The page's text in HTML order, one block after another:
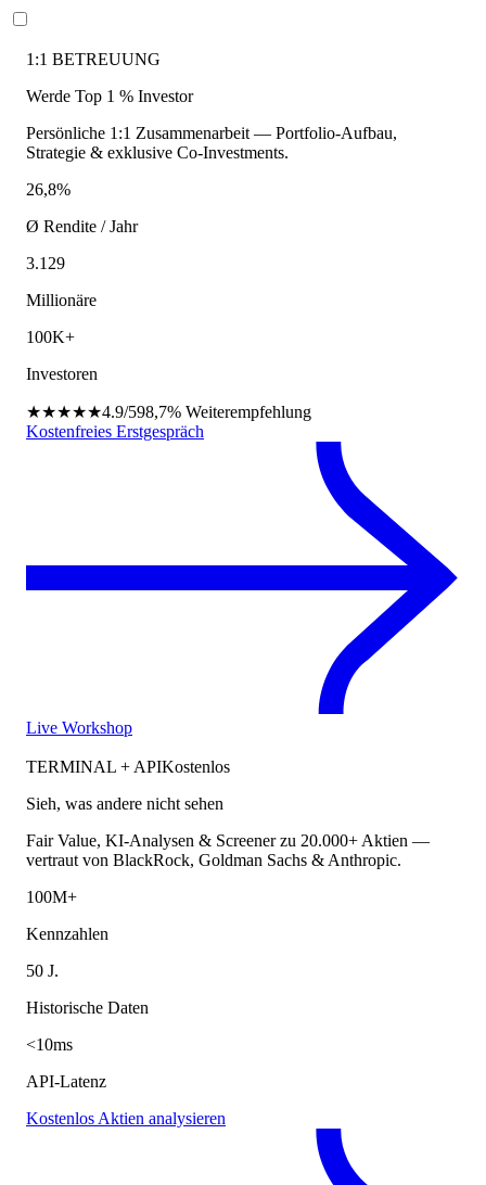
1:1 BETREUUNG
Werde Top 1 % Investor
Persönliche 1:1 Zusammenarbeit — Portfolio-Aufbau,
Strategie & exklusive Co-Investments.
26,8%
Ø Rendite / Jahr
3.129
Millionäre
100K+
Investoren
★★★★★4.9/598,7% Weiterempfehlung
Kostenfreies Erstgespräch
Live Workshop
TERMINAL + APIKostenlos
Sieh, was andere nicht sehen
Fair Value, KI-Analysen & Screener zu 20.000+ Aktien —
vertraut von BlackRock, Goldman Sachs & Anthropic.
100M+
Kennzahlen
50 J.
Historische Daten
<10ms
API-Latenz
Kostenlos Aktien analysieren